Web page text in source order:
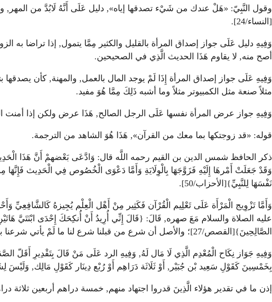
وقول النَّبِيّ: «هَلْ عندك من شَيْء تصدقها إياه», دليل عَلَى أَنَّهُ لَابُدَّ من المهر,
[النساء/24].
وَفِيهِ دليل عَلَى جواز إصداق المرأة بالقليل والكثير مِمَّا يتمول, إذا تراضا
أصح منه, لا يقاوم هَذَا الحديث الَّذِي في الصحيحين.
وَفِيهِ عَلَى جواز إصداق المرأة إِذَا لَمْ يوجد المال بالعمل, والمهنة, كأن يصدقها
مثلاً صنعة مثل الكمبيوتر مثلاً وما أشبه ذَلِكَ مِمَّا هُوَ مفيد.
وَفِيهِ جواز عرض المرأة نفسها عَلَى الرجل الصالح, هَذَا عرض ولكن إذا أمنت
قوله: «قد زوجتكها بما معك من القرآن», هَذَا هُوَ الشاهد من الترجمة.
ذكر الحافظ شمس الدين بن القيم رحمه اللَّه قال: وَادَّعَى بَعْضهمْ أَنَّ هَذَا
وَقَدْ جَعَلَتْ أَمْرهَا إِلَيْهِ فَزَوَّجَهَا بِالْوِلَايَةِ وَأَمَّا دَعْوَى الْخُصُوص فِي الْحَدِيث
نَفْسَهَا لِلنَّبِيِّ}[الأحزاب/50].
وَأَمَّا تَزْوِيج الْمَرْأَة عَلَى تَعْلِيم الْقُرْآن فَكَثِير مِنْ أَهْل الْعِلْم يُجِيزهُ
عليه الصلاة والسلام مَعَ صهره, قَالَ: {قَالَ إِنِّي أُرِيدُ أَنْ أُنكِحَكَ إِحْدَى
الصَّالِحِينَ}[القصص/27]؛ والأصل أن شرع من قبلنا شرع لنا ما لَمْ يأتي شرعنا بخلافه.
وَفِيهِ جَوَاز نِكَاح الْمُعْدِم الَّذِي لَا مَال لَهُ, وَفِيهِ الرد عَلَى مَنْ قَالَ بِتَقْدِيرِ أَقَلّ
بِخَمْسِينَ كَقَوْلِ سَعِيد بْن جُبَيْر, أَوْ ثَلَاثَة دَرَاهِم أَوْ رُبْع دِينَار كَقَوْلِ مَالِك, وَلَيْسَ
إذن ما في تقدير هؤلاء الَّذِينَ قدروا اجتهاد منهم, خمسة دراهم أربعين ثلاثة